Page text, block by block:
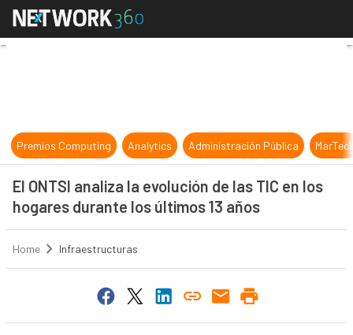
El ONTSI analiza la evolución de
Premios Computing Analytics Administración Pública
El ONTSI analiza la evolución de las TIC en los
hogares durante los últimos 13 años
Home Infraestructuras